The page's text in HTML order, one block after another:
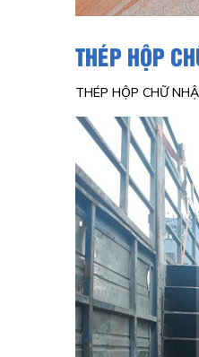
THÉP HỘP
THÉP HỘP CHỮ